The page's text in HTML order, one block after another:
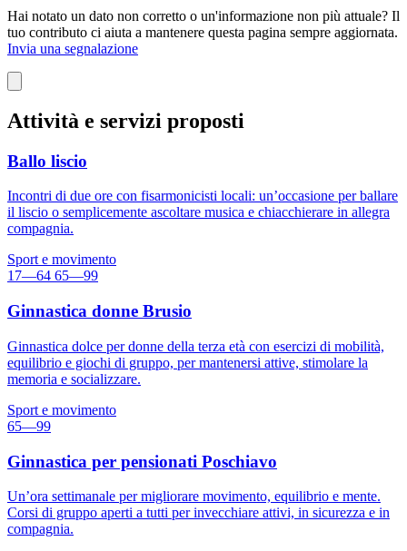
Hai notato un dato non corretto o un'informazione non più attuale? Il
tuo contributo ci aiuta a mantenere questa pagina sempre aggiornata.
Invia una segnalazione
Attività e servizi proposti
Ballo liscio
Incontri di due ore con fisarmonicisti locali: un’occasione per ballare
il liscio o semplicemente ascoltare musica e chiacchierare in allegra
compagnia.
Sport e movimento
17—64 65—99
Ginnastica donne Brusio
Ginnastica dolce per donne della terza età con esercizi di mobilità,
equilibrio e giochi di gruppo, per mantenersi attive, stimolare la
memoria e socializzare.
Sport e movimento
65—99
Ginnastica per pensionati Poschiavo
Un’ora settimanale per migliorare movimento, equilibrio e mente.
Corsi di gruppo aperti a tutti per invecchiare attivi, in sicurezza e in
compagnia.